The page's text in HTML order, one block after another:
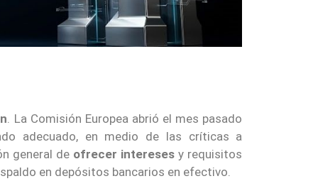
. La Comisión Europea abrió el mes pasado
adecuado, en medio de las críticas a
general de ofrecer intereses y requisitos
en depósitos bancarios en efectivo.